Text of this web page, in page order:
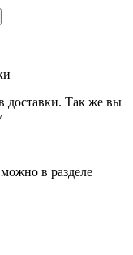
доставки. Так же вы
в разделе